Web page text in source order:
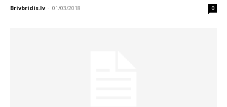
Brivbridis.lv - 01/03/2018 0